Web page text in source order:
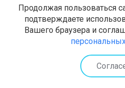
Продолжая пользоваться
подтверждаете
Вашего браузера и